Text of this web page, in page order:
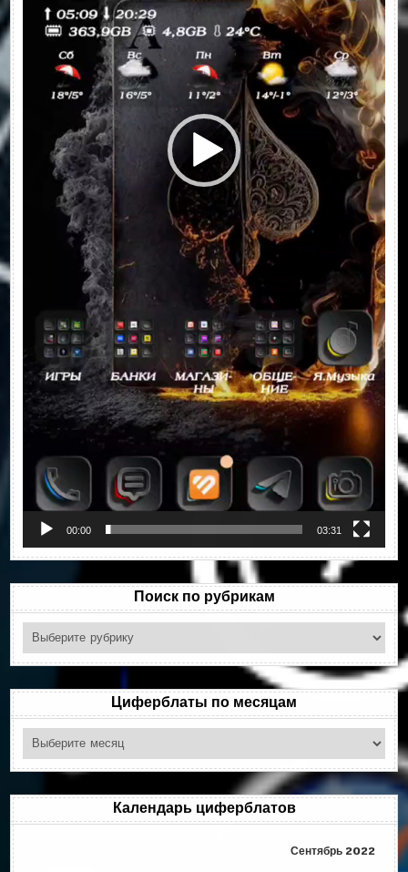
00:00 03:31
Поиск по рубрикам
Поиск
рубрикам
Циферблаты по месяцам
Циферблаты
месяцам
Календарь циферблатов
Сентябрь 2022